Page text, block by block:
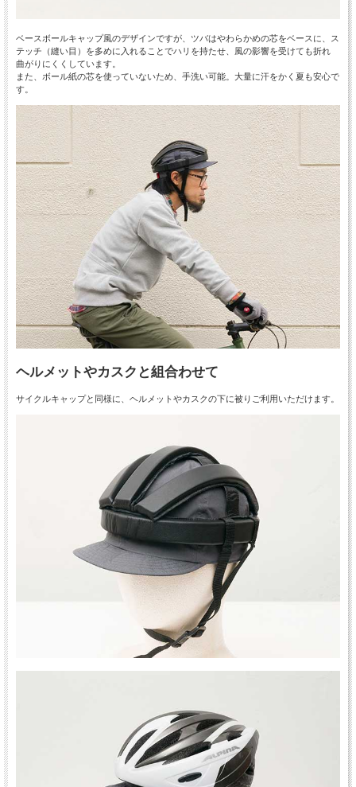
ベースボールキャップ風のデザインですが、ツバはやわらかめの芯をベースに、ス
テッチ（縫い目）を多めに入れることでハリを持たせ、風の影響を受けても折れ
曲がりにくくしています。
また、ボール紙の芯を使っていないため、手洗い可能。大量に汗をかく夏も安心で
す。
ヘルメットやカスクと組合わせて
サイクルキャップと同様に、ヘルメットやカスクの下に被りご利用いただけます。